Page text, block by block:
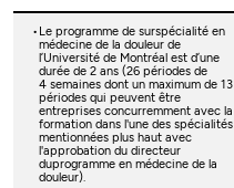
Le programme de surspécialité en
médecine de la douleur de
l’Université de Montréal est d’une
durée de 2 ans (26 périodes de
4 semaines dont un maximum de 13
périodes qui peuvent être
entreprises concurremment avec la
formation dans l'une des spécialités
mentionnées plus haut avec
l'approbation du directeur
duprogramme en médecine de la
douleur).